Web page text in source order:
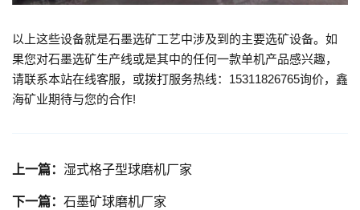
以上这些设备就是石墨选矿工艺中涉及到的主要选矿设备。如
果您对石墨选矿生产线或是其中的任何一款单机产品感兴趣，
请联系本站在线客服，或拨打服务热线：15311826765询价，鑫
海矿业期待与您的合作!
上一篇： 湿式格子型球磨机厂家
下一篇： 石墨矿球磨机厂家